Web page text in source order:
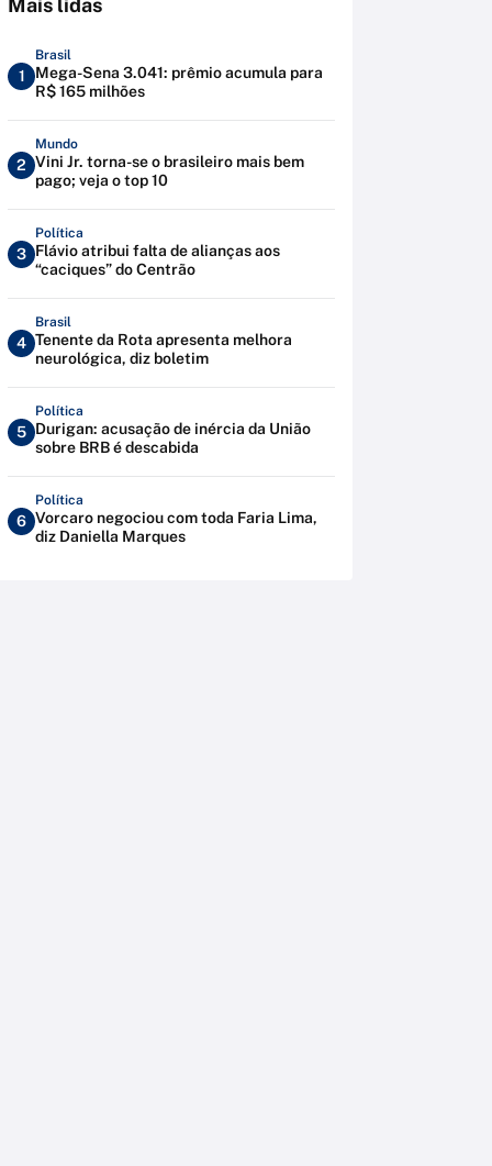
Mais lidas
1
Brasil
Mega-Sena 3.041: prêmio acumula para
R$ 165 milhões
2
Mundo
Vini Jr. torna-se o brasileiro mais bem
pago; veja o top 10
3
Política
Flávio atribui falta de alianças aos
“caciques” do Centrão
4
Brasil
Tenente da Rota apresenta melhora
neurológica, diz boletim
5
Política
Durigan: acusação de inércia da União
sobre BRB é descabida
6
Política
Vorcaro negociou com toda Faria Lima,
diz Daniella Marques